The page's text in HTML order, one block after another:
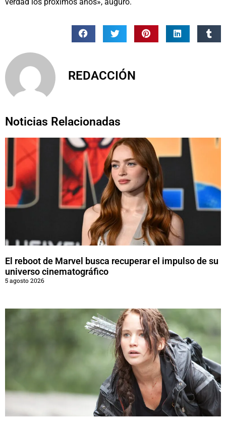
REDACCIÓN
Noticias Relacionadas
El reboot de Marvel busca recuperar el impulso de su
universo cinematográfico
5 agosto 2026